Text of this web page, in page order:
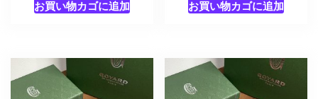
お買い物カゴに追加 お買い物カゴに追加